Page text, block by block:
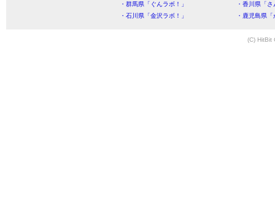
・群馬県「ぐんラボ！」
・香川県「
・石川県「金沢ラボ！」
・鹿児島県
(C) HitBit